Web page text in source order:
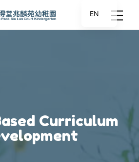
Curriculum
EN